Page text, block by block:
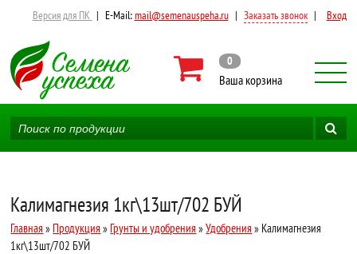
Версия для ПК | E-Mail:mail@semenauspeha.ru | Заказать звонок | Вход
0
Ваша корзина
Калимагнезия 1кг\13шт/702 БУЙ
Главная » Продукция » Грунты и удобрения »Удобрения » Калимагнезия
1кг\13шт/702 БУЙ